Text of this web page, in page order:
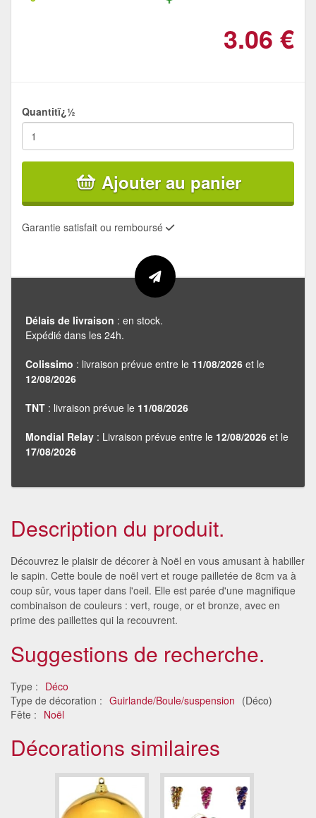
3.06 €
Quantitï¿½
Ajouter au panier
Garantie satisfait ou remboursé
Délais de livraison : en stock.
Expédié dans les 24h.
Colissimo : livraison prévue entre le 11/08/2026 et le
12/08/2026
TNT : livraison prévue le 11/08/2026
Mondial Relay : Livraison prévue entre le 12/08/2026 et le
17/08/2026
Description du produit.
Découvrez le plaisir de décorer à Noël en vous amusant à habiller
le sapin. Cette boule de noël vert et rouge pailletée de 8cm va à
coup sûr, vous taper dans l'oeil. Elle est parée d'une magnifique
combinaison de couleurs : vert, rouge, or et bronze, avec en
prime des paillettes qui la recouvrent.
Suggestions de recherche.
Type : Déco
Type de décoration : Guirlande/Boule/suspension (Déco)
Fête : Noël
Décorations similaires